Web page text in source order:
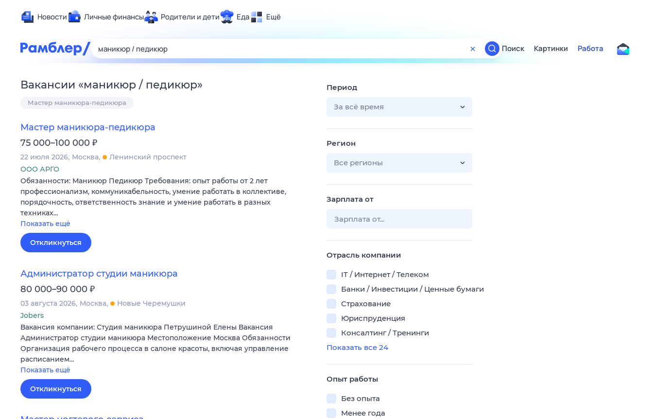
Новости Личные финансы Родители и дети Еда Ещё
Развлечения и отдых
Спорт
Сберегаем вместе
Гороскопы
Поиск
ТВ-программа
Поиск Картинки Работа
Вакансии «маникюр / педикюр»
Мастер маникюра-педикюра
Мастер маникюра-педикюра
75 000–100 000 ₽
22 июля 2026 Москва
Ленинский проспект
ООО АРГО
Обязанности: Маникюр Педикюр Требования: опыт работы от 2 лет
профессионализм, коммуникабельность, умение работать в коллективе,
порядочность, ответственность знание и умение работать в разных
техниках…
Показать ещё
Откликнуться
Администратор студии маникюра
80 000–90 000 ₽
03 августа 2026 Москва
Новые Черемушки
Jobers
Вакансия компании: Студия маникюра Петрушиной Елены Вакансия
Администратор студии маникюра Местоположение Москва Обязанности
Организация рабочего процесса в салоне красоты, включая управление
расписанием…
Показать ещё
Откликнуться
Период
За всё время
Регион
Все регионы
Зарплата от
Отрасль компании
IT / Интернет / Телеком
Банки / Инвестиции / Ценные бумаги
Страхование
Юриспруденция
Консалтинг / Тренинги
Показать все 24
Опыт работы
Без опыта
Менее года